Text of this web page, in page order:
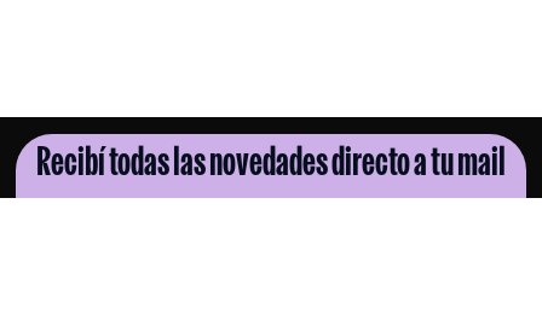
Recibí todas las novedades directo a tu mail